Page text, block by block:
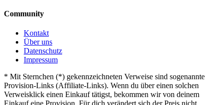
Community
Kontakt
Über uns
Datenschutz
Impressum
* Mit Sternchen (*) gekennzeichneten Verweise sind sogenannte
Provision-Links (Affiliate-Links). Wenn du über einen solchen
Verweisklick einen Einkauf tätigst, bekommen wir von deinem